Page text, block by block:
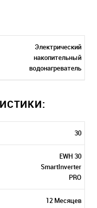
Электрический
накопительный
водонагреватель
30
EWH 30
SmartInverter
PRO
12 Месяцев